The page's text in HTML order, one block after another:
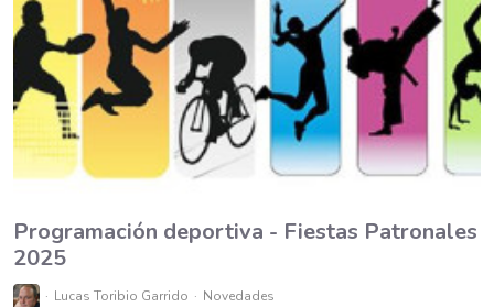
Programación deportiva - Fiestas Patronales
2025
Lucas Toribio Garrido Novedades